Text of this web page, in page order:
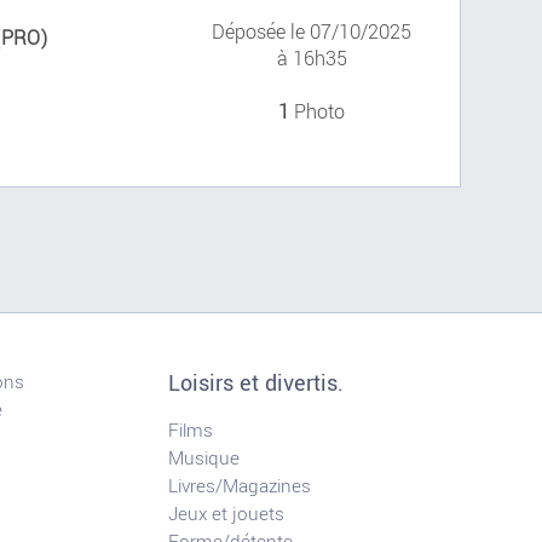
Déposée le 07/10/2025
à 16h35
1 Photo
Loisirs et divertis.
Films
Musique
Livres/Magazines
Jeux et jouets